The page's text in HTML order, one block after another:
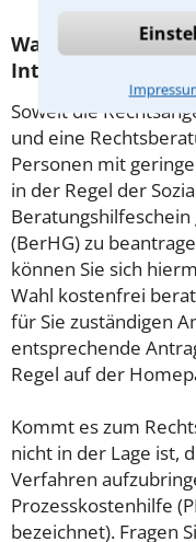
Was tun wenn ich
Internationales
Soweit die
und eine
Personen mit
in der Regel der
(BerHG) zu
können Sie sich
Wahl kostenfrei
für Sie zuständigen
entsprechende
Regel auf der
Kommt es zum
nicht in der Lage ist,
Verfahren
Prozesskostenhilfe
bezeichnet). Fragen